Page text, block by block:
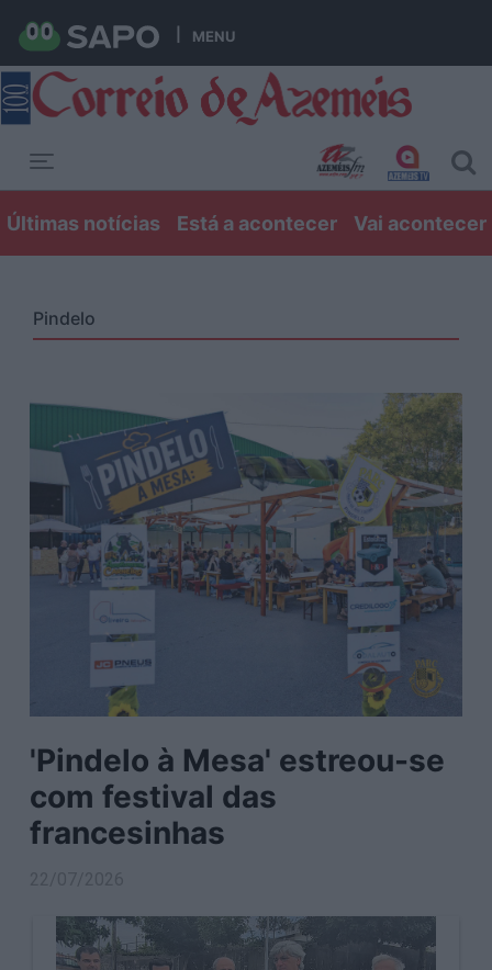
MENU
Últimas notícias Está a acontecer Vai acontecer
Pindelo
'Pindelo à Mesa' estreou-se
com festival das
francesinhas